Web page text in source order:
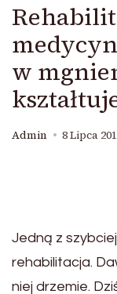
w
Admin 8 Lipca
Jedną z
rehabilitacja.
niej drzemie.